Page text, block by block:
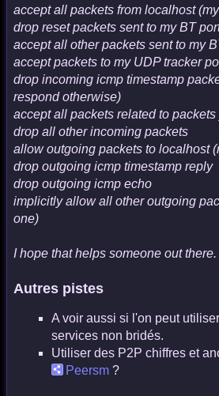
accept all packets from localhost
drop reset packets sent to my BT
accept all other packets sent to my
accept packets to my UDP tracker
drop incoming icmp timestamp
respond otherwise)
accept all packets related to
drop all other incoming packets
allow outgoing packets to localhost
drop outgoing icmp timestamp reply
drop outgoing icmp echo
implicitly allow all other outgoing
one)
I hope that helps someone out there.
Autres pistes
A voir aussi si l'on peut
services non bridés.
Utiliser des P2P chiffres et
Peersm ?